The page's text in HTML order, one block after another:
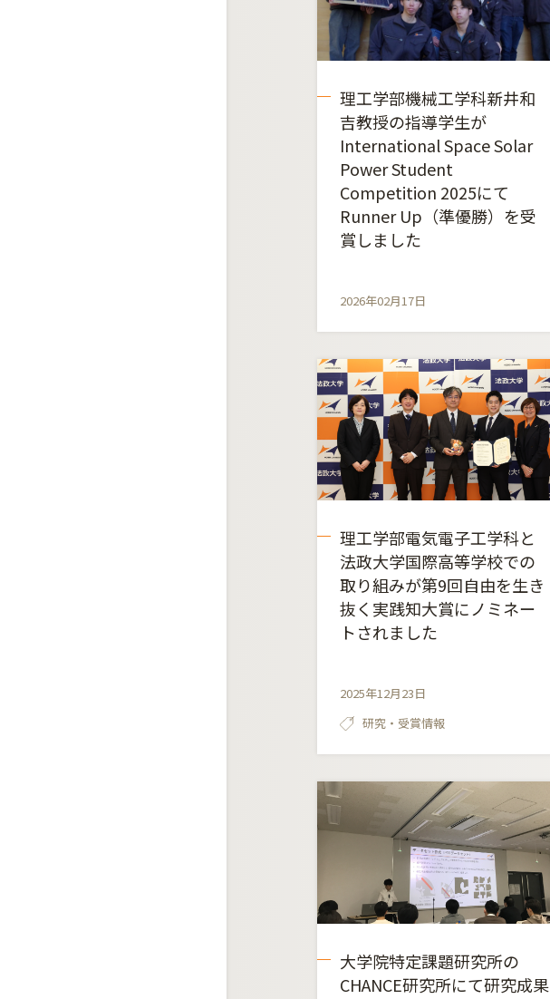
理工学部機械工学科新井和
吉教授の指導学生が
International Space Solar
Power Student
Competition 2025にて
Runner Up（準優勝）を受
賞しました
2026年02月17日
理工学部電気電子工学科と
法政大学国際高等学校での
取り組みが第9回自由を生き
抜く実践知大賞にノミネー
トされました
2025年12月23日
研究・受賞情報
大学院特定課題研究所の
CHANCE研究所にて研究成果